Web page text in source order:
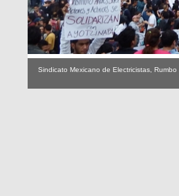
Sindicato Mexicano de Electricistas,